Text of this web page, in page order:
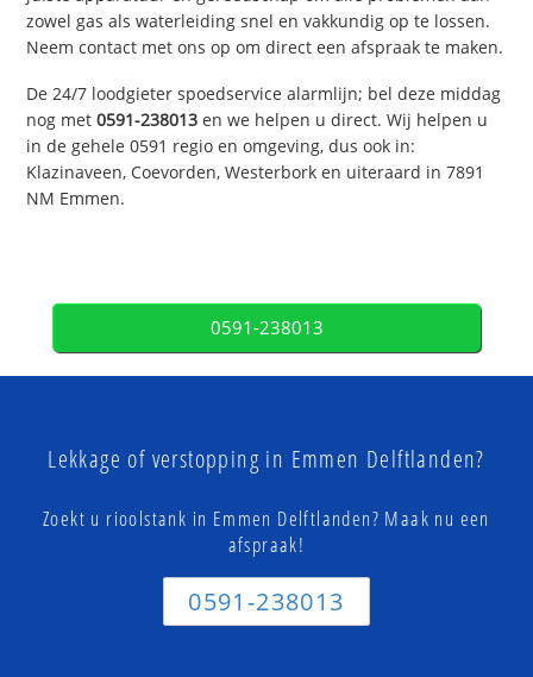
zowel gas als waterleiding snel en vakkundig op te lossen.
Neem contact met ons op om direct een afspraak te maken.
De 24/7 loodgieter spoedservice alarmlijn; bel deze middag
nog met0591-238013 en we helpen u direct. Wij helpen u
in de gehele 0591 regio en omgeving, dus ook in:
Klazinaveen, Coevorden, Westerbork en uiteraard in 7891
NM Emmen.
0591-238013
Lekkage of verstopping in Emmen Delftlanden?
Zoekt u rioolstank in Emmen Delftlanden? Maak nu een
afspraak!
0591-238013